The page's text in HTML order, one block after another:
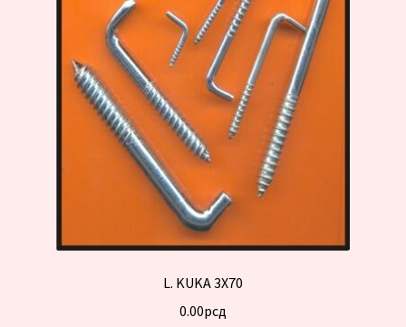
L. KUKA 3X70
0.00рсд